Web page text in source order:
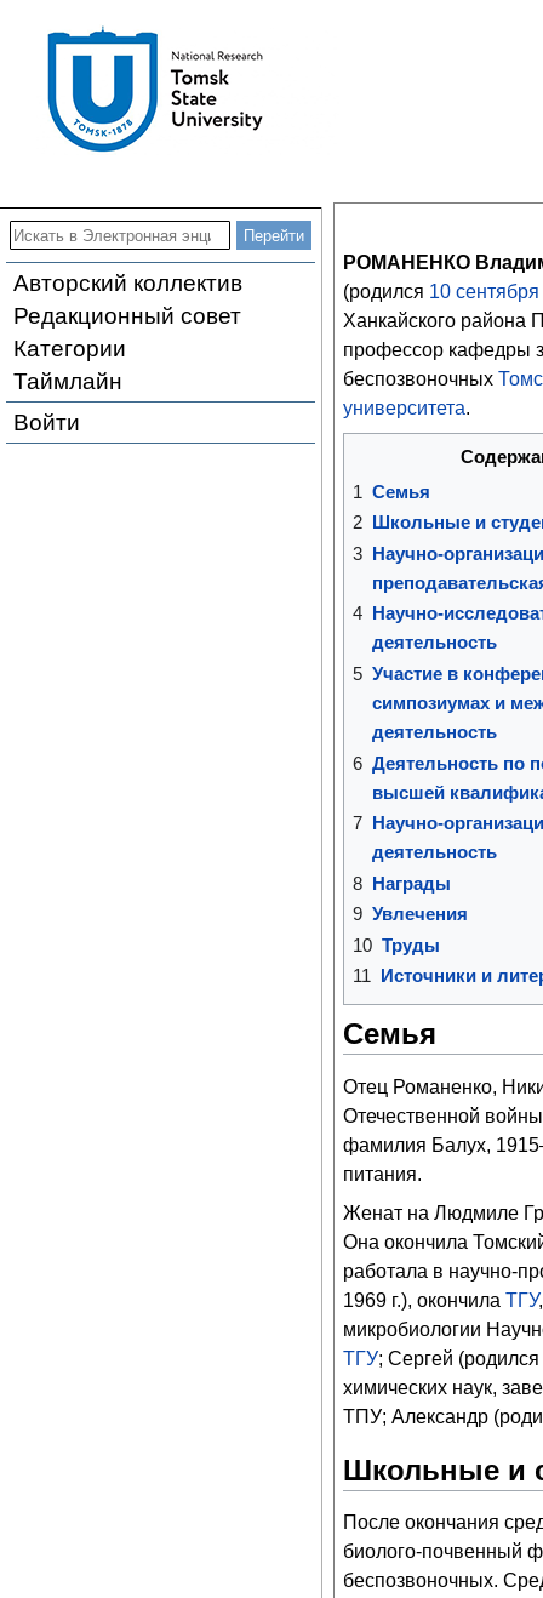
Авторский коллектив
Редакционный совет
Категории
Таймлайн
Войти
РОМАНЕНКО
(родился 10 сентября
Ханкайского района
профессор кафедры
беспозвоночных
университета.
1 Семья
2
Школьные и
3 Научно-
4
Научно-
деятельность
5 Участие в
симпозиумах и
деятельность
6 Деятельность по
высшей
7 Научно-
деятельность
8 Награды
9 Увлечения
10 Труды
11 Источники и
Семья
Отец Романенко,
Отечественной
фамилия Балух,
питания.
Женат на Людмиле
Она окончила
работала в научно-
1969 г.), окончила ТГУ
микробиологии
ТГУ; Сергей (родился
химических наук,
ТПУ; Александр
Школьные и
После окончания
биолого-почвенный
беспозвоночных.